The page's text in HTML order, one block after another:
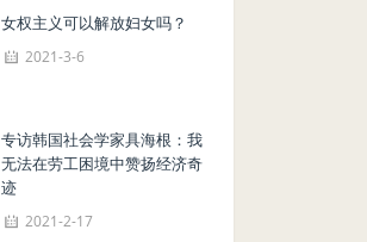
女权主义可以解放妇女吗？
2021-3-6
专访韩国社会学家具海根：我
无法在劳工困境中赞扬经济奇
迹
2021-2-17